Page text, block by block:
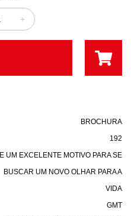
+
BROCHURA
192
E UM EXCELENTE MOTIVO PARA SE
BUSCAR UM NOVO OLHAR PARA A
VIDA
GMT